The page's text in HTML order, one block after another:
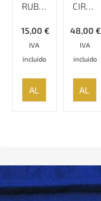
RUBAYAT
€
15,00
IVA
incluido
AL
CARRITO
CIRO, REY DE ANSAN – ORIGEN Y FORMACIÓN DEL IMPERIO PERSA
€
48,00
IVA
incluido
AL
CARRITO